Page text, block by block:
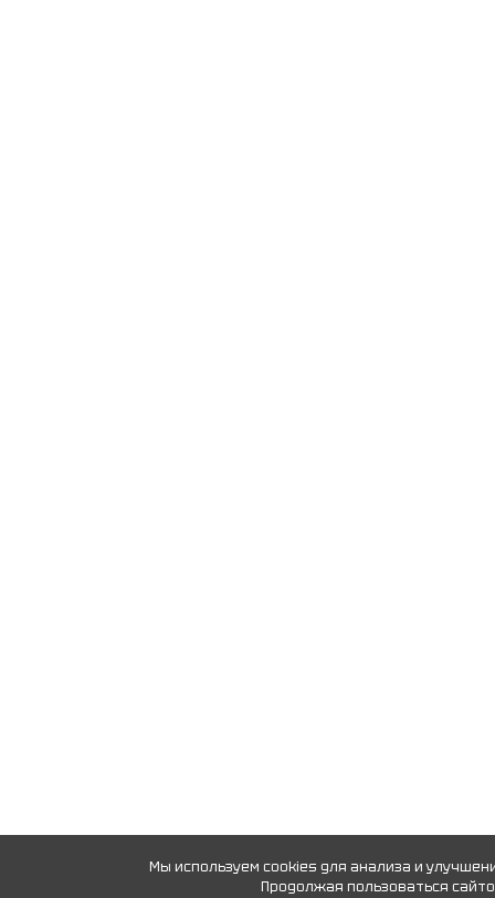
Мы используем cookies для анализа и
Продолжая пользоваться